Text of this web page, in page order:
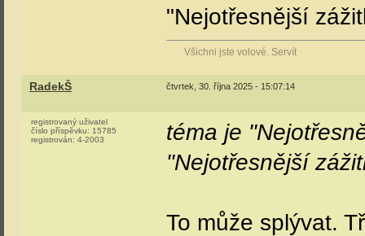
"Nejotřesnější
Všichni jste volové. Servít
RadekŠ čtvrtek, 30. října 2025 - 15:07:14
registrovaný uživatel
číslo příspěvku: 15785
registrován: 4-2003
téma je
"Nejotřesnější
To může splývat.